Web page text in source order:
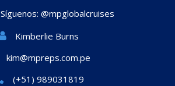
Síguenos: @mpglobalcruises
Kimberlie Burns
kim@mpreps.com.pe
(+51) 989031819